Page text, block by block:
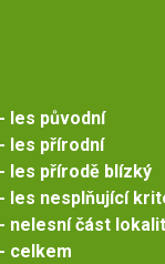
les původní
les přírodní
les přírodě blízký
les nesplňující
nelesní část
celkem